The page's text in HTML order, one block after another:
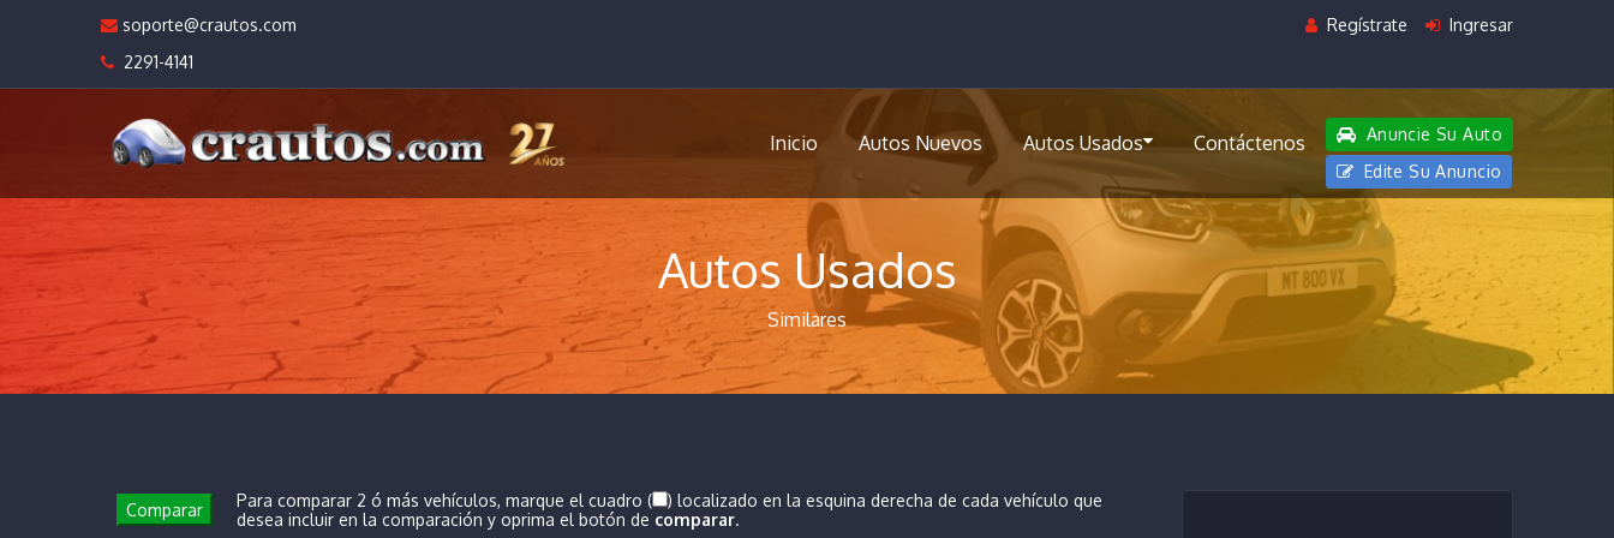
soporte@crautos.com
2291-4141
Regístrate Ingresar
Inicio Autos Nuevos Autos Usados Contáctenos
Anuncie Su Auto
Edite Su Anuncio
Autos Usados
Similares
Comparar Para comparar 2 ó más vehículos, marque el cuadro (
) localizado en la esquina derecha de cada vehículo que
desea incluir en la comparación y oprima el botón de comparar.